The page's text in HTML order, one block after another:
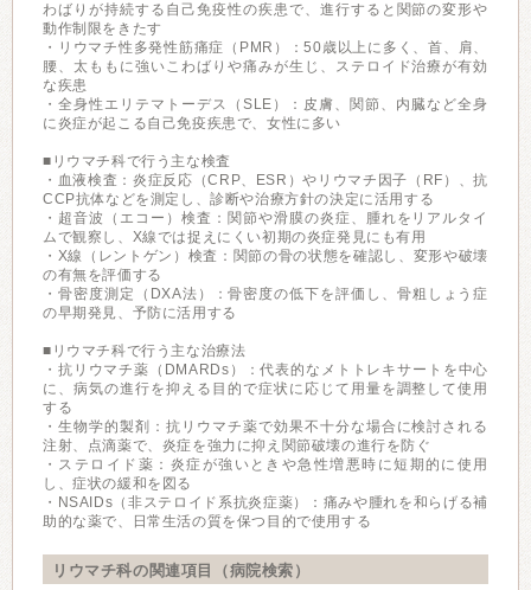
わばりが持続する自己免疫性の疾患で、進行すると関節の変形や
動作制限をきたす
・リウマチ性多発性筋痛症（PMR）：50歳以上に多く、首、肩、
腰、太ももに強いこわばりや痛みが生じ、ステロイド治療が有効
な疾患
・全身性エリテマトーデス（SLE）：皮膚、関節、内臓など全身
に炎症が起こる自己免疫疾患で、女性に多い
■リウマチ科で行う主な検査
・血液検査：炎症反応（CRP、ESR）やリウマチ因子（RF）、抗
CCP抗体などを測定し、診断や治療方針の決定に活用する
・超音波（エコー）検査：関節や滑膜の炎症、腫れをリアルタイ
ムで観察し、X線では捉えにくい初期の炎症発見にも有用
・X線（レントゲン）検査：関節の骨の状態を確認し、変形や破壊
の有無を評価する
・骨密度測定（DXA法）：骨密度の低下を評価し、骨粗しょう症
の早期発見、予防に活用する
■リウマチ科で行う主な治療法
・抗リウマチ薬（DMARDs）：代表的なメトトレキサートを中心
に、病気の進行を抑える目的で症状に応じて用量を調整して使用
する
・生物学的製剤：抗リウマチ薬で効果不十分な場合に検討される
注射、点滴薬で、炎症を強力に抑え関節破壊の進行を防ぐ
・ステロイド薬：炎症が強いときや急性増悪時に短期的に使用
し、症状の緩和を図る
・NSAIDs（非ステロイド系抗炎症薬）：痛みや腫れを和らげる補
助的な薬で、日常生活の質を保つ目的で使用する
リウマチ科の関連項目（病院検索）